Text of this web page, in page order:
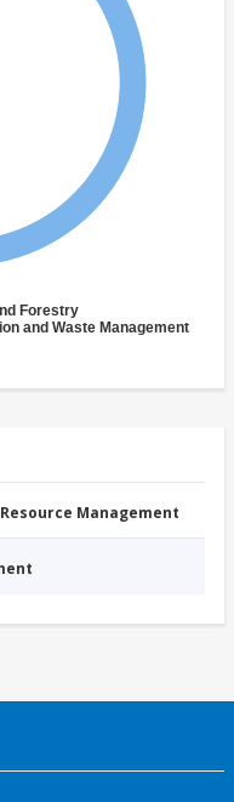
Forestry
and Waste Management
Management